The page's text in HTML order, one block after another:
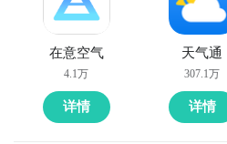
在意空气
4.1万
详情
天气通
307.1万
详情